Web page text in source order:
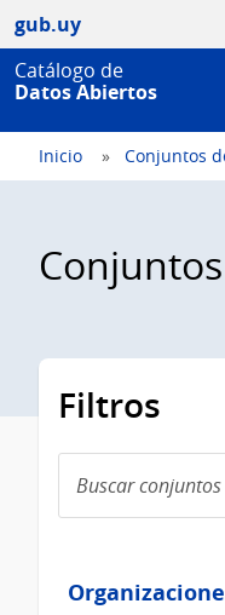
gub.uy
Catálogo de
Datos Abiertos
Inicio Conjuntos
Filtros
conjuntos
de